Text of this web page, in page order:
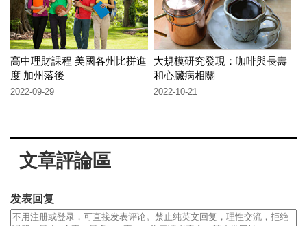
高中理財課程 美國各州比拼進
度 加州落後
2022-09-29
大規模研究發現：咖啡與長壽
和心臟病相關
2022-10-21
文章評論區
发表回复